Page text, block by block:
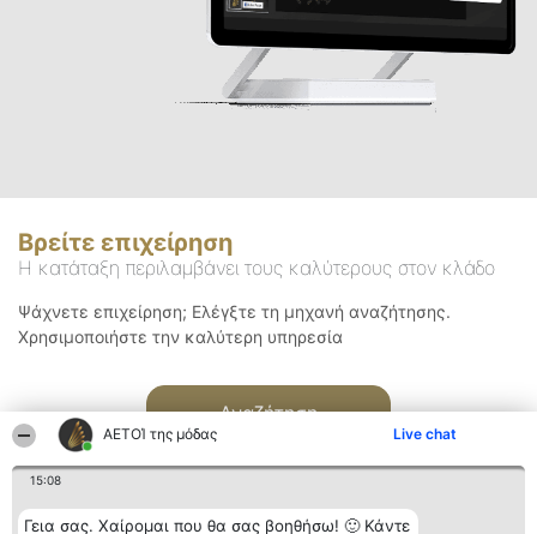
ΑΕΤΟΊ της μόδας Live chat
15:08
Γεια σας. Χαίρομαι που θα σας βοηθήσω! 🙂 Κάντε
Βρείτε επιχείρηση
Η κατάταξη περιλαμβάνει τους καλύτερους στον κλάδο
Ψάχνετε επιχείρηση; Ελέγξτε τη μηχανή αναζήτησης.
Χρησιμοποιήστε την καλύτερη υπηρεσία
Αναζήτηση